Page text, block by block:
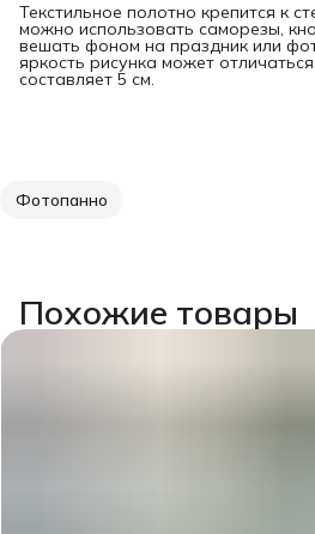
Текстильное полотно крепится к
можно использовать саморезы,
вешать фоном на праздник или
яркость рисунка может
составляет 5 см.
Фотопанно
Похожие товары